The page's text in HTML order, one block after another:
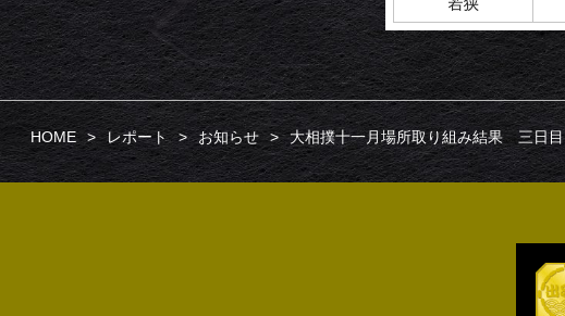
HOME レポート お知らせ 大相撲十一月場所取り組み結果 三日目